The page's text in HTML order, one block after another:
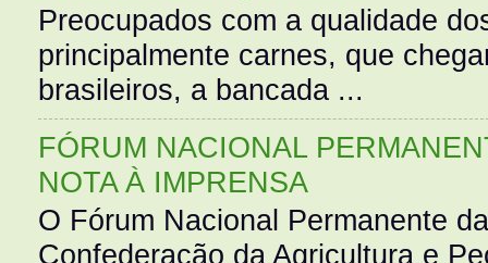
Preocupados com a qualidade
principalmente carnes, que
brasileiros, a bancada ...
FÓRUM NACIONAL
NOTA À IMPRENSA
O Fórum Nacional Permanente
Confederação da Agricultura e